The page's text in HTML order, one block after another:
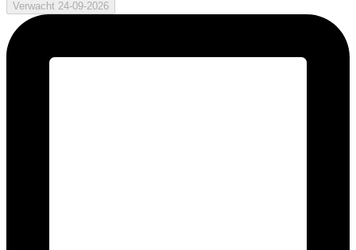
Verwacht 24-09-2026